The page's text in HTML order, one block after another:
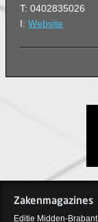
T: 0402835026
I: Website
Zakenmagazines
Editie Midden-Brabant